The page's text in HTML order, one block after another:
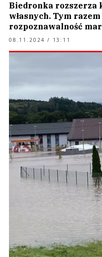
Biedronka rozszerza
własnych. Tym
rozpoznawalność
08.11.2024 / 13:11